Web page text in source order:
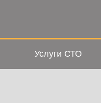
Услуги СТО